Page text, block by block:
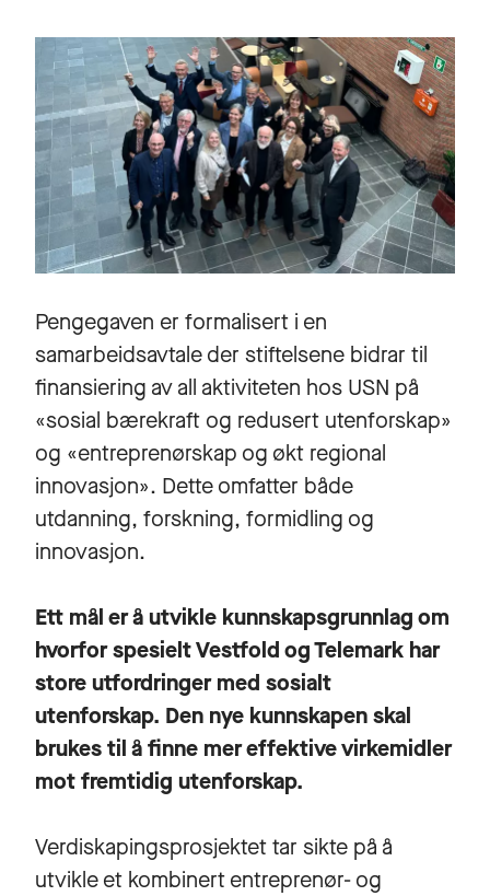
Pengegaven er formalisert i en
samarbeidsavtale der stiftelsene bidrar til
finansiering av all aktiviteten hos USN på
«sosial bærekraft og redusert utenforskap»
og «entreprenørskap og økt regional
innovasjon». Dette omfatter både
utdanning, forskning, formidling og
innovasjon.
Ett mål er å utvikle kunnskapsgrunnlag om
hvorfor spesielt Vestfold og Telemark har
store utfordringer med sosialt
utenforskap. Den nye kunnskapen skal
brukes til å finne mer effektive virkemidler
mot fremtidig utenforskap.
Verdiskapingsprosjektet tar sikte på å
utvikle et kombinert entreprenør- og